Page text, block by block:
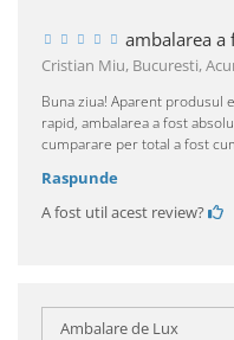
ambalarea a
Cristian Miu, Bucuresti,
Buna ziua! Aparent produsul
rapid, ambalarea a fost
cumparare per total a fost
Raspunde
A fost util acest review?
Ambalare de Lux